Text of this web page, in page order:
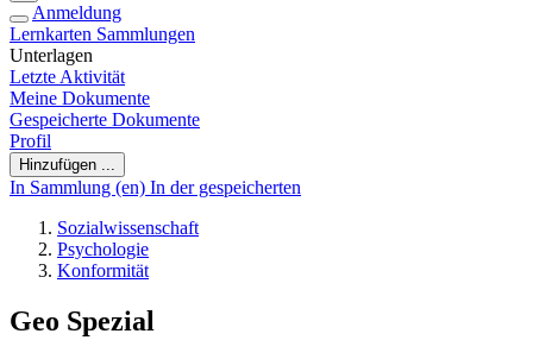
Anmeldung
Lernkarten Sammlungen
Unterlagen
Letzte Aktivität
Meine Dokumente
Gespeicherte Dokumente
Profil
Hinzufügen ...
In Sammlung (en) In der gespeicherten
Sozialwissenschaft
Psychologie
Konformität
Geo Spezial